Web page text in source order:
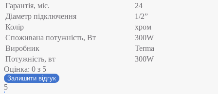
Гарантія, міс.
24
Діаметр підключення
1/2”
Колір
хром
Споживана потужність, Вт
300W
Виробник
Terma
Потужність, вт
300W
Оцінка: 0 з 5
Залишити відгук
5